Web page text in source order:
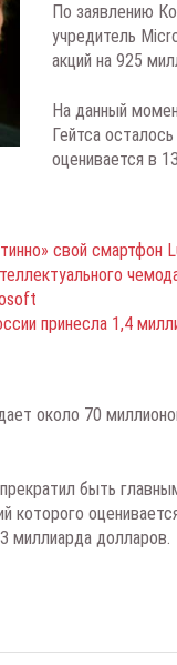
По заявлению
учредитель
акций на 925
На данный
Гейтса
оценивается в
свой смартфон
принесла 1,4
около 70
быть
которого
миллиарда долларов.